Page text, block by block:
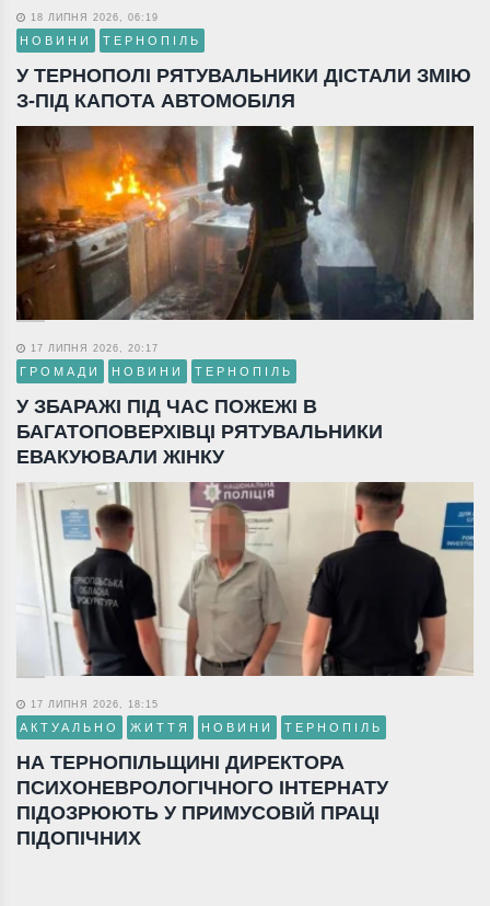
18 ЛИПНЯ 2026, 06:19
НОВИНИ ТЕРНОПІЛЬ
У ТЕРНОПОЛІ РЯТУВАЛЬНИКИ ДІСТАЛИ ЗМІЮ
З-ПІД КАПОТА АВТОМОБІЛЯ
17 ЛИПНЯ 2026, 20:17
ГРОМАДИ НОВИНИ ТЕРНОПІЛЬ
У ЗБАРАЖІ ПІД ЧАС ПОЖЕЖІ В
БАГАТОПОВЕРХІВЦІ РЯТУВАЛЬНИКИ
ЕВАКУЮВАЛИ ЖІНКУ
17 ЛИПНЯ 2026, 18:15
АКТУАЛЬНО ЖИТТЯ НОВИНИ ТЕРНОПІЛЬ
НА ТЕРНОПІЛЬЩИНІ ДИРЕКТОРА
ПСИХОНЕВРОЛОГІЧНОГО ІНТЕРНАТУ
ПІДОЗРЮЮТЬ У ПРИМУСОВІЙ ПРАЦІ
ПІДОПІЧНИХ